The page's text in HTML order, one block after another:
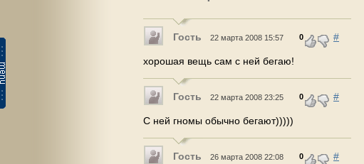
Гость 22 марта 2008 15:57 0 #
хорошая вещь сам с ней бегаю!
Гость 22 марта 2008 23:25 0 #
С ней гномы обычно бегают)))))
Гость 26 марта 2008 22:08 0 #